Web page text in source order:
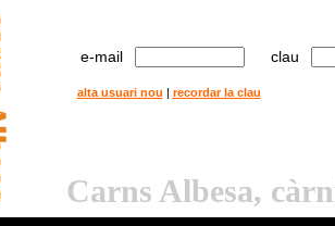
e-mail clau
alta usuari nou | recordar la clau
Carns Albesa,